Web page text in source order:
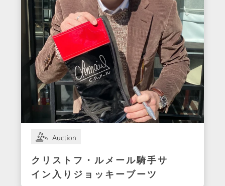
クリストフ・ルメール騎手サ
イン入りジョッキーブーツ